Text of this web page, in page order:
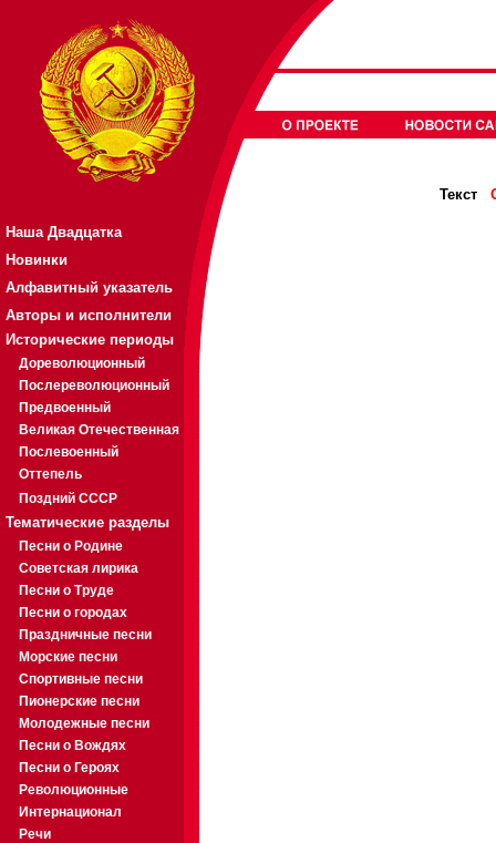
Наша Двадцатка
Новинки
Алфавитный указатель
Авторы и исполнители
Исторические периоды
Дореволюционный
Послереволюционный
Предвоенный
Великая Отечественная
Послевоенный
Оттепель
Поздний СССР
Тематические разделы
Песни о Родине
Советская лирика
Песни о Труде
Песни о городах
Праздничные песни
Морские песни
Спортивные песни
Пионерские песни
Молодежные песни
Песни о Вождях
Песни о Героях
Революционные
Интернационал
Речи
Текст